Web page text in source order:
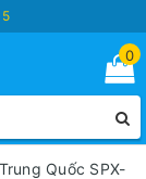
0
Quốc SPX-